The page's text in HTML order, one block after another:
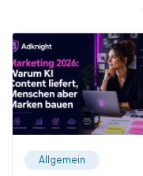
Allgemein